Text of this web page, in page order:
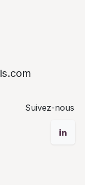
Suivez-nous